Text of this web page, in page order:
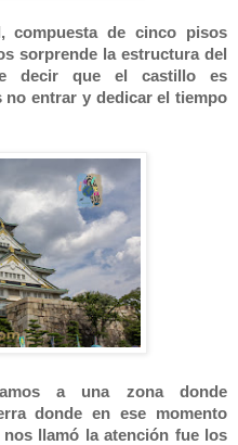
compuesta de cinco pisos
sorprende la estructura del
decir que el castillo es
no entrar y dedicar el tiempo
a una zona donde
donde en ese momento
llamó la atención fue los